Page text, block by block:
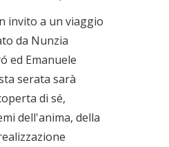
invito a un viaggio
da Nunzia
ed Emanuele
serata sarà
di sé,
dell'anima, della